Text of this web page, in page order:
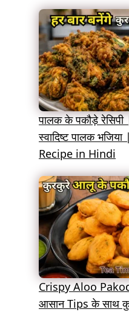
पालक के पकौड़े
स्वादिष्ट पालक
Recipe in Hindi
Crispy Aloo
आसान Tips के साथ